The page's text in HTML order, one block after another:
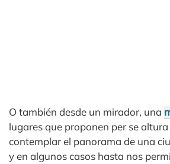
O también desde un mirador, una
lugares que proponen per se
contemplar el panorama de una
y en algunos casos hasta nos